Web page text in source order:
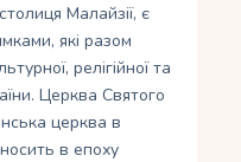
Малайзії, є
які разом
релігійної та
Церква Святого
церква в
в епоху